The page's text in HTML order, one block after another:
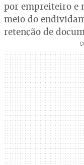
por empreiteiro e
meio do
retenção de